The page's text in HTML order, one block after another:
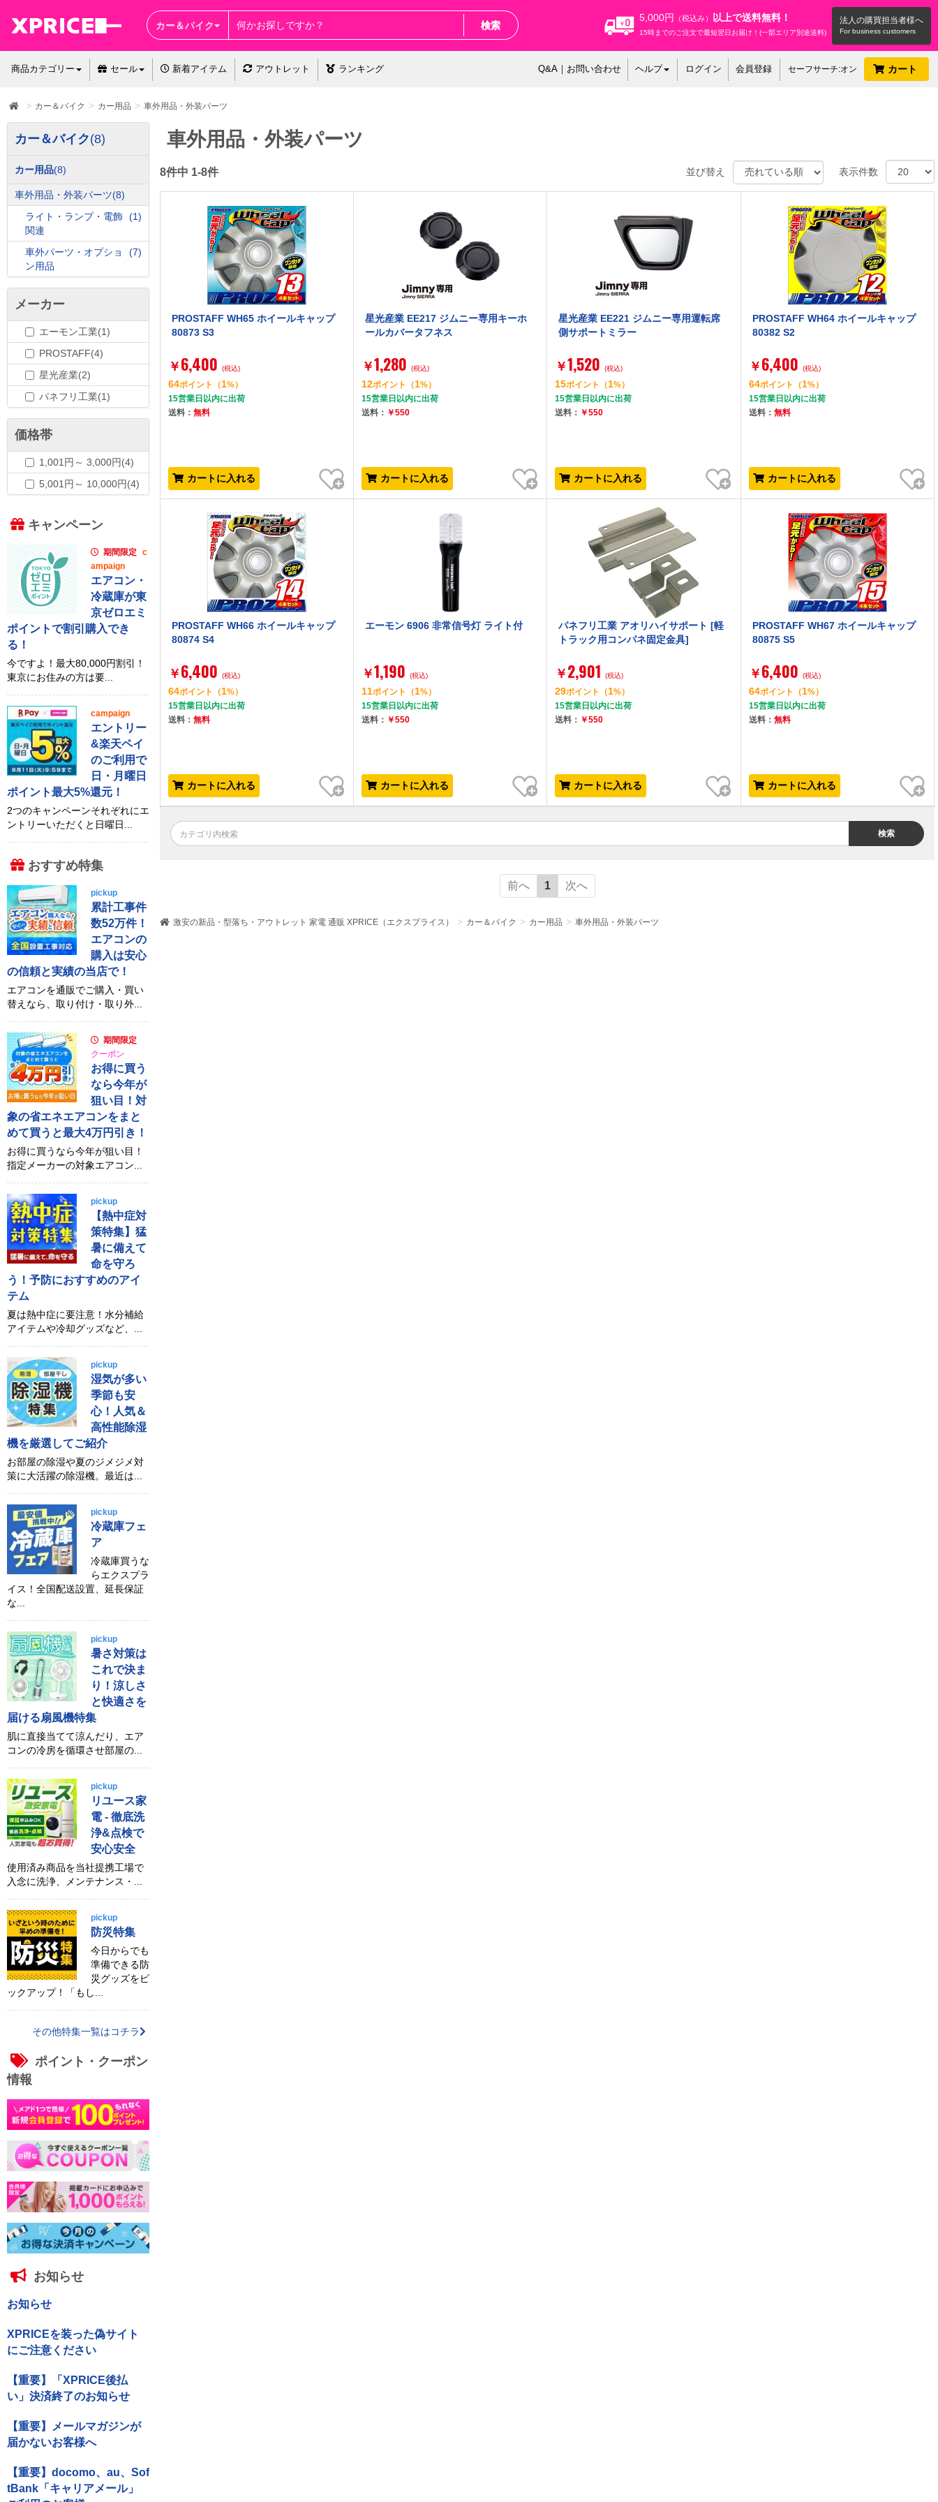
カー＆バイク 検索 法人の購買担当者様へ
5,000円 （税込み） 以上で送料無料！
15時までのご注文で最短翌日お届け！(一部エリア別途送料)
商品カテゴリー セール 新着アイテム アウトレット ランキング Q&A｜お問い合わせ ヘルプ ログイン 会員登録 セーフサーチ:オン カート
車外用品・外装パーツ
激安の新品・型落ち・アウトレット 家電 通販 XPRICE（エクスプライス） カー＆バイク カー用品 車外用品・外装パーツ
8件中 1-8件 並び替え 表示件数
PROSTAFF WH65 ホイールキャップ
80873 S3
￥ 6,400 (税込)
64ポイント （1%）
15営業日以内に出荷
送料：無料
カートに入れる
お気に入り
星光産業 EE217 ジムニー専用キーホ
ールカバータフネス
￥1,280 (税込)
12ポイント （1%）
15営業日以内に出荷
送料： ￥550
カートに入れる
お気に入り
星光産業 EE221 ジムニー専用運転席
側サポートミラー
￥1,520 (税込)
15ポイント （1%）
15営業日以内に出荷
送料： ￥550
カートに入れる
お気に入り
PROSTAFF WH64 ホイールキャップ
80382 S2
￥ 6,400 (税込)
64ポイント （1%）
15営業日以内に出荷
送料： 無料
カートに入れる
お気に入り
PROSTAFF WH66 ホイールキャップ
80874 S4
￥ 6,400 (税込)
64ポイント （1%）
15営業日以内に出荷
送料：無料
カートに入れる
お気に入り
エーモン 6906 非常信号灯 ライト付
￥1,190 (税込)
11ポイント （1%）
15営業日以内に出荷
送料： ￥550
カートに入れる
お気に入り
パネフリ工業 アオリハイサポート [軽
トラック用コンパネ固定金具]
￥ 2,901 (税込)
29ポイント （1%）
15営業日以内に出荷
送料： ￥550
カートに入れる
お気に入り
PROSTAFF WH67 ホイールキャップ
80875 S5
￥ 6,400 (税込)
64ポイント （1%）
15営業日以内に出荷
送料： 無料
カートに入れる
お気に入り
検索
前へ 1 次へ
カー＆バイク(8)
カー用品(8)
車外用品・外装パーツ(8)
ライト・ランプ・電飾
関連
(1)
車外パーツ・オプショ
ン用品
(7)
メーカー
エーモン工業(1)
PROSTAFF(4)
星光産業(2)
パネフリ工業(1)
価格帯
1,001円～ 3,000円(4)
5,001円～ 10,000円(4)
キャンペーン
期間限定 c
ampaign
エアコン・
冷蔵庫が東
京ゼロエミ
ポイントで割引購入でき
る！
今ですよ！最大80,000円割引！
東京にお住みの方は要...
campaign
エントリー
&楽天ペイ
のご利用で
日・月曜日
ポイント最大5%還元！
2つのキャンペーンそれぞれにエ
ントリーいただくと日曜日...
おすすめ特集
pickup
累計工事件
数52万件！
エアコンの
購入は安心
の信頼と実績の当店で！
エアコンを通販でご購入・買い
替えなら、取り付け・取り外...
期間限定
クーポン
お得に買う
なら今年が
狙い目！対
象の省エネエアコンをまと
めて買うと最大4万円引き！
お得に買うなら今年が狙い目！
指定メーカーの対象エアコン...
pickup
【熱中症対
策特集】猛
暑に備えて
命を守ろ
う！予防におすすめのアイ
テム
夏は熱中症に要注意！水分補給
アイテムや冷却グッズなど、...
pickup
湿気が多い
季節も安
心！人気＆
高性能除湿
機を厳選してご紹介
お部屋の除湿や夏のジメジメ対
策に大活躍の除湿機。最近は...
pickup
冷蔵庫フェ
ア
冷蔵庫買うな
らエクスプラ
イス！全国配送設置、延長保証
な...
pickup
暑さ対策は
これで決ま
り！涼しさ
と快適さを
届ける扇風機特集
肌に直接当てて涼んだり、エア
コンの冷房を循環させ部屋の...
pickup
リユース家
電 - 徹底洗
浄&点検で
安心安全
使用済み商品を当社提携工場で
入念に洗浄、メンテナンス・...
pickup
防災特集
今日からでも
準備できる防
災グッズをピ
ックアップ！「もし...
その他特集一覧はコチラ
ポイント・クーポン
情報
お知らせ
お知らせ
XPRICEを装った偽サイト
にご注意ください
【重要】「XPRICE後払
い」決済終了のお知らせ
【重要】メールマガジンが
届かないお客様へ
【重要】docomo、au、Sof
tBank「キャリアメール」
カー＆バイク カー用品 車外用品・外装パーツ